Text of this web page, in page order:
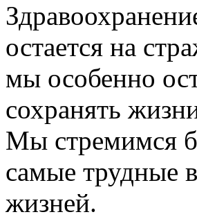
остается на
мы особенно
сохранять
Мы стремимся
самые трудные
жизней.